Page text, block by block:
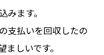
みます。
支払いを回収したの
しいです。